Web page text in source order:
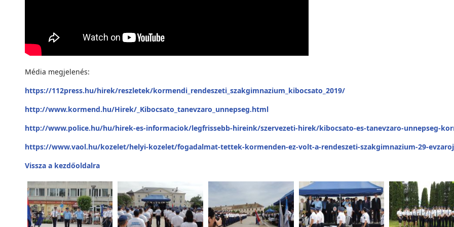
Média megjelenés:
https://112press.hu/hirek/reszletek/kormendi_rendeszeti_szakgimnazium_kibocsato_2019/
http://www.kormend.hu/Hirek/_Kibocsato_tanevzaro_unnepseg.html
http://www.police.hu/hu/hirek-es-informaciok/legfrissebb-hireink/szervezeti-hirek/kibocsato-es-tanevzaro-unnepseg-
https://www.vaol.hu/kozelet/helyi-kozelet/fogadalmat-tettek-kormenden-ez-volt-a-rendeszeti-szakgimnazium-29-
Vissza a kezdőoldalra